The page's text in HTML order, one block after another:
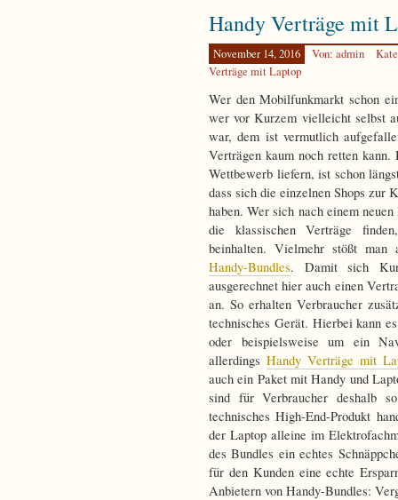
Handy Verträge mit
November 14, 2016 Von: admin
Verträge mit Laptop
Wer den Mobilfunkmarkt schon
wer vor Kurzem vielleicht selbst
war, dem ist vermutlich
Verträgen kaum noch retten
Wettbewerb liefern, ist schon
dass sich die einzelnen Shops zur
haben. Wer sich nach einem
die klassischen Verträge
beinhalten. Vielmehr stößt man
Handy-Bundles. Damit sich
ausgerechnet hier auch einen
an. So erhalten Verbraucher
technisches Gerät. Hierbei kann
oder beispielsweise um ein
allerdings Handy Verträge mit
auch ein Paket mit Handy und
sind für Verbraucher deshalb
technisches High-End-Produkt
der Laptop alleine im
des Bundles ein echtes
für den Kunden eine echte
Anbietern von Handy-Bundles: